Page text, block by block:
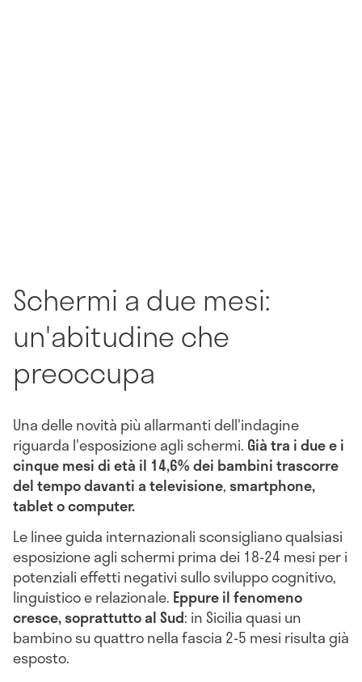
Schermi a due mesi:
un'abitudine che
preoccupa
Una delle novità più allarmanti dell'indagine
riguarda l'esposizione agli schermi. Già tra i due e i
cinque mesi di età il 14,6% dei bambini trascorre
del tempo davanti a televisione,smartphone,
tablet o computer.
Le linee guida internazionali sconsigliano qualsiasi
esposizione agli schermi prima dei 18-24 mesi per i
potenziali effetti negativi sullo sviluppo cognitivo,
linguistico e relazionale. Eppure il fenomeno
cresce, soprattutto al Sud: in Sicilia quasi un
bambino su quattro nella fascia 2-5 mesi risulta già
esposto.